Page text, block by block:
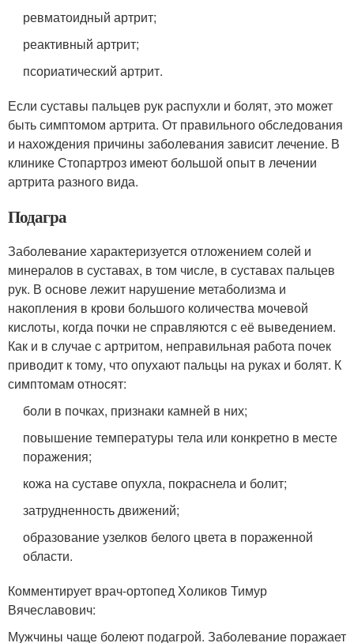
ревматоидный артрит;
реактивный артрит;
псориатический артрит.
Если суставы пальцев рук распухли и болят, это может
быть симптомом артрита. От правильного обследования
и нахождения причины заболевания зависит лечение. В
клинике Стопартроз имеют большой опыт в лечении
артрита разного вида.
Подагра
Заболевание характеризуется отложением солей и
минералов в суставах, в том числе, в суставах пальцев
рук. В основе лежит нарушение метаболизма и
накопления в крови большого количества мочевой
кислоты, когда почки не справляются с её выведением.
Как и в случае с артритом, неправильная работа почек
приводит к тому, что опухают пальцы на руках и болят. К
симптомам относят:
боли в почках, признаки камней в них;
повышение температуры тела или конкретно в месте
поражения;
кожа на суставе опухла, покраснела и болит;
затрудненность движений;
образование узелков белого цвета в пораженной
области.
Комментирует врач-ортопед Холиков Тимур
Вячеславович:
Мужчины чаще болеют подагрой. Заболевание поражает